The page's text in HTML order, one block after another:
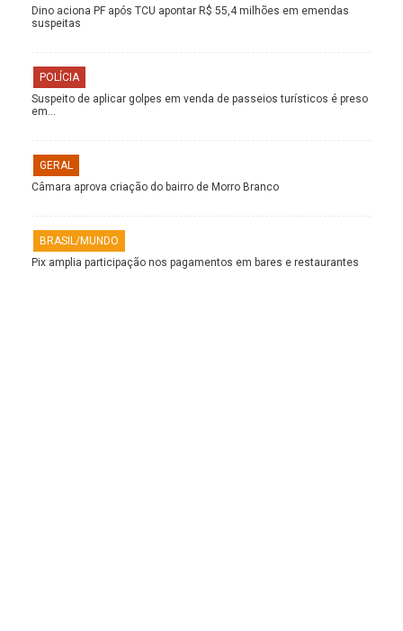
Dino aciona PF após TCU apontar R$ 55,4 milhões em emendas
suspeitas
POLÍCIA
Suspeito de aplicar golpes em venda de passeios turísticos é preso
em…
GERAL
Câmara aprova criação do bairro de Morro Branco
BRASIL/MUNDO
Pix amplia participação nos pagamentos em bares e restaurantes